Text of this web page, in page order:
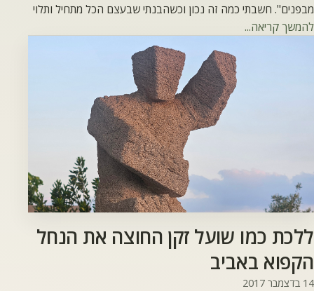
מבפנים". חשבתי כמה זה נכון וכשהבנתי שבעצם הכל מתחיל ותלוי
בנו, מה שקובע זה לאן נקח את מה שנקרה בדרכינו. וכן, המקום
היחידי למצוא שלום הוא בתוכינו. טאי צ'י צ'ואן היא אומנות לחימה,
להמשך קריאה...
ללכת כמו שועל זקן החוצה את הנחל
הקפוא באביב
14 בדצמבר 2017